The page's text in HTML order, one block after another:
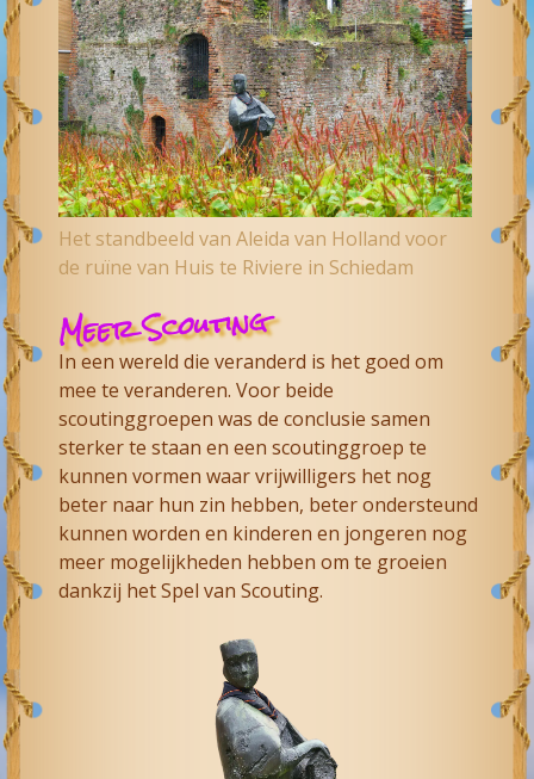
Het standbeeld van Aleida van Holland voor
de ruïne van Huis te Riviere in Schiedam
Meer Scouting
In een wereld die veranderd is het goed om
mee te veranderen. Voor beide
scoutinggroepen was de conclusie samen
sterker te staan en een scoutinggroep te
kunnen vormen waar vrijwilligers het nog
beter naar hun zin hebben, beter ondersteund
kunnen worden en kinderen en jongeren nog
meer mogelijkheden hebben om te groeien
dankzij het Spel van Scouting.